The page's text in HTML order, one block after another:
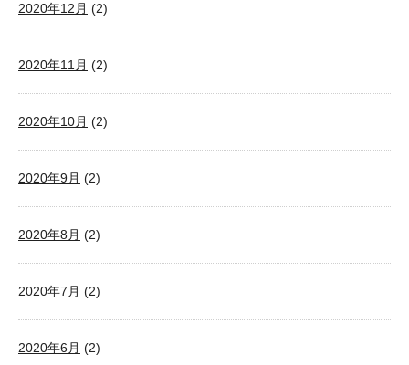
2020年12月 (2)
2020年11月 (2)
2020年10月 (2)
2020年9月 (2)
2020年8月 (2)
2020年7月 (2)
2020年6月 (2)